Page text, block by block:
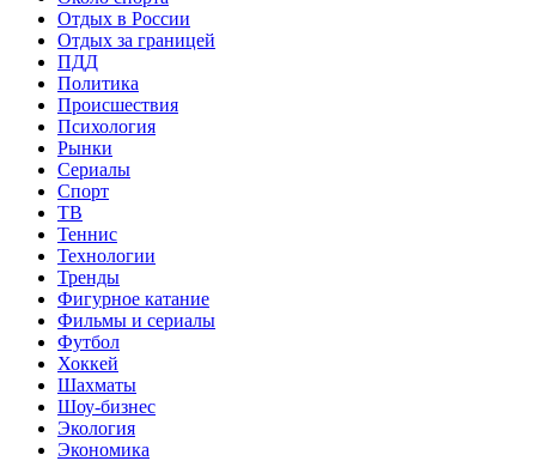
Отдых в России
Отдых за границей
ПДД
Политика
Происшествия
Психология
Рынки
Сериалы
Спорт
ТВ
Теннис
Технологии
Тренды
Фигурное катание
Фильмы и сериалы
Футбол
Хоккей
Шахматы
Шоу-бизнес
Экология
Экономика